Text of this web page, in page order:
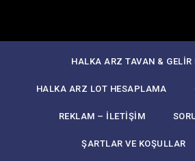
HALKA ARZ TAVAN &
HALKA ARZ LOT HESAPLAMA
REKLAM – İLETIŞIM
ŞARTLAR VE KOŞULLAR